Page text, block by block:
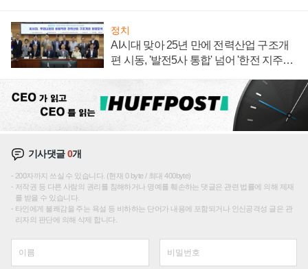
정치
AI시대 맞아 25년 만에 전력산업 구조개
편 시동, '발전5사 통합' 넘어 '한전 지주사'
기사댓글0개
200자까지 쓰실 수 있습니다. (현재 0 byte / 최대 400byte)
저작권 등 다른 사람의 권리를 침해하거나 명예를 훼손하는 댓글은 관련 법률에 의해 제재
를 받을 수 있습니다.
타인에게 불쾌감을 주는 욕설 등 비하하는 단어가 내용에 포함되거나 인신공격성 글은 관
리자의 판단에 의해 삭제 합니다.